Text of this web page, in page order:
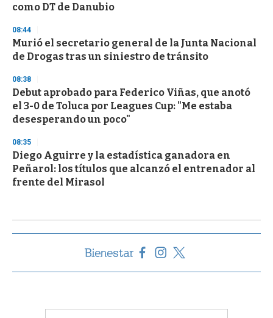
como DT de Danubio
08:44
Murió el secretario general de la Junta Nacional
de Drogas tras un siniestro de tránsito
08:38
Debut aprobado para Federico Viñas, que anotó
el 3-0 de Toluca por Leagues Cup: "Me estaba
desesperando un poco"
08:35
Diego Aguirre y la estadística ganadora en
Peñarol: los títulos que alcanzó el entrenador al
frente del Mirasol